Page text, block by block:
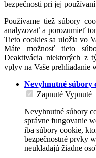
bezpečnosti pri jej
Používame tiež súbory
analyzovať a porozumieť
Tieto cookies sa uložia vo
Máte možnosť tieto
Deaktivácia niektorých z
vplyv na Vaše prehliadanie
Nevyhnutné súbory
Zapnuté Vypnuté
Nevyhnutné súbory
správne fungovanie
iba súbory cookie,
bezpečnostné prvky
neukladajú žiadne